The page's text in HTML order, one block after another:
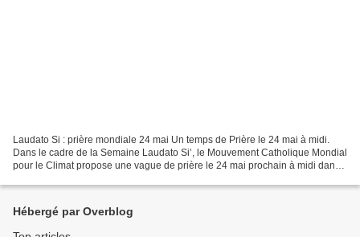
Laudato Si : prière mondiale 24 mai Un temps de Prière le 24 mai à midi.
Dans le cadre de la Semaine Laudato Si’, le Mouvement Catholique Mondial
pour le Climat propose une vague de prière le 24 mai prochain à midi dans
Hébergé par Overblog